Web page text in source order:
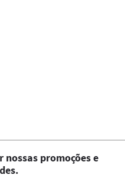
nossas promoções e